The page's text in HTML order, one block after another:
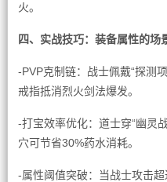
火。
四、实战技巧：装备属性的场
-PVP克制链：战士佩戴“探测
戒指抵消烈火剑法爆发。
-打宝效率优化：道士穿“幽灵
穴可节省30%药水消耗。
-属性阈值突破：当战士攻击